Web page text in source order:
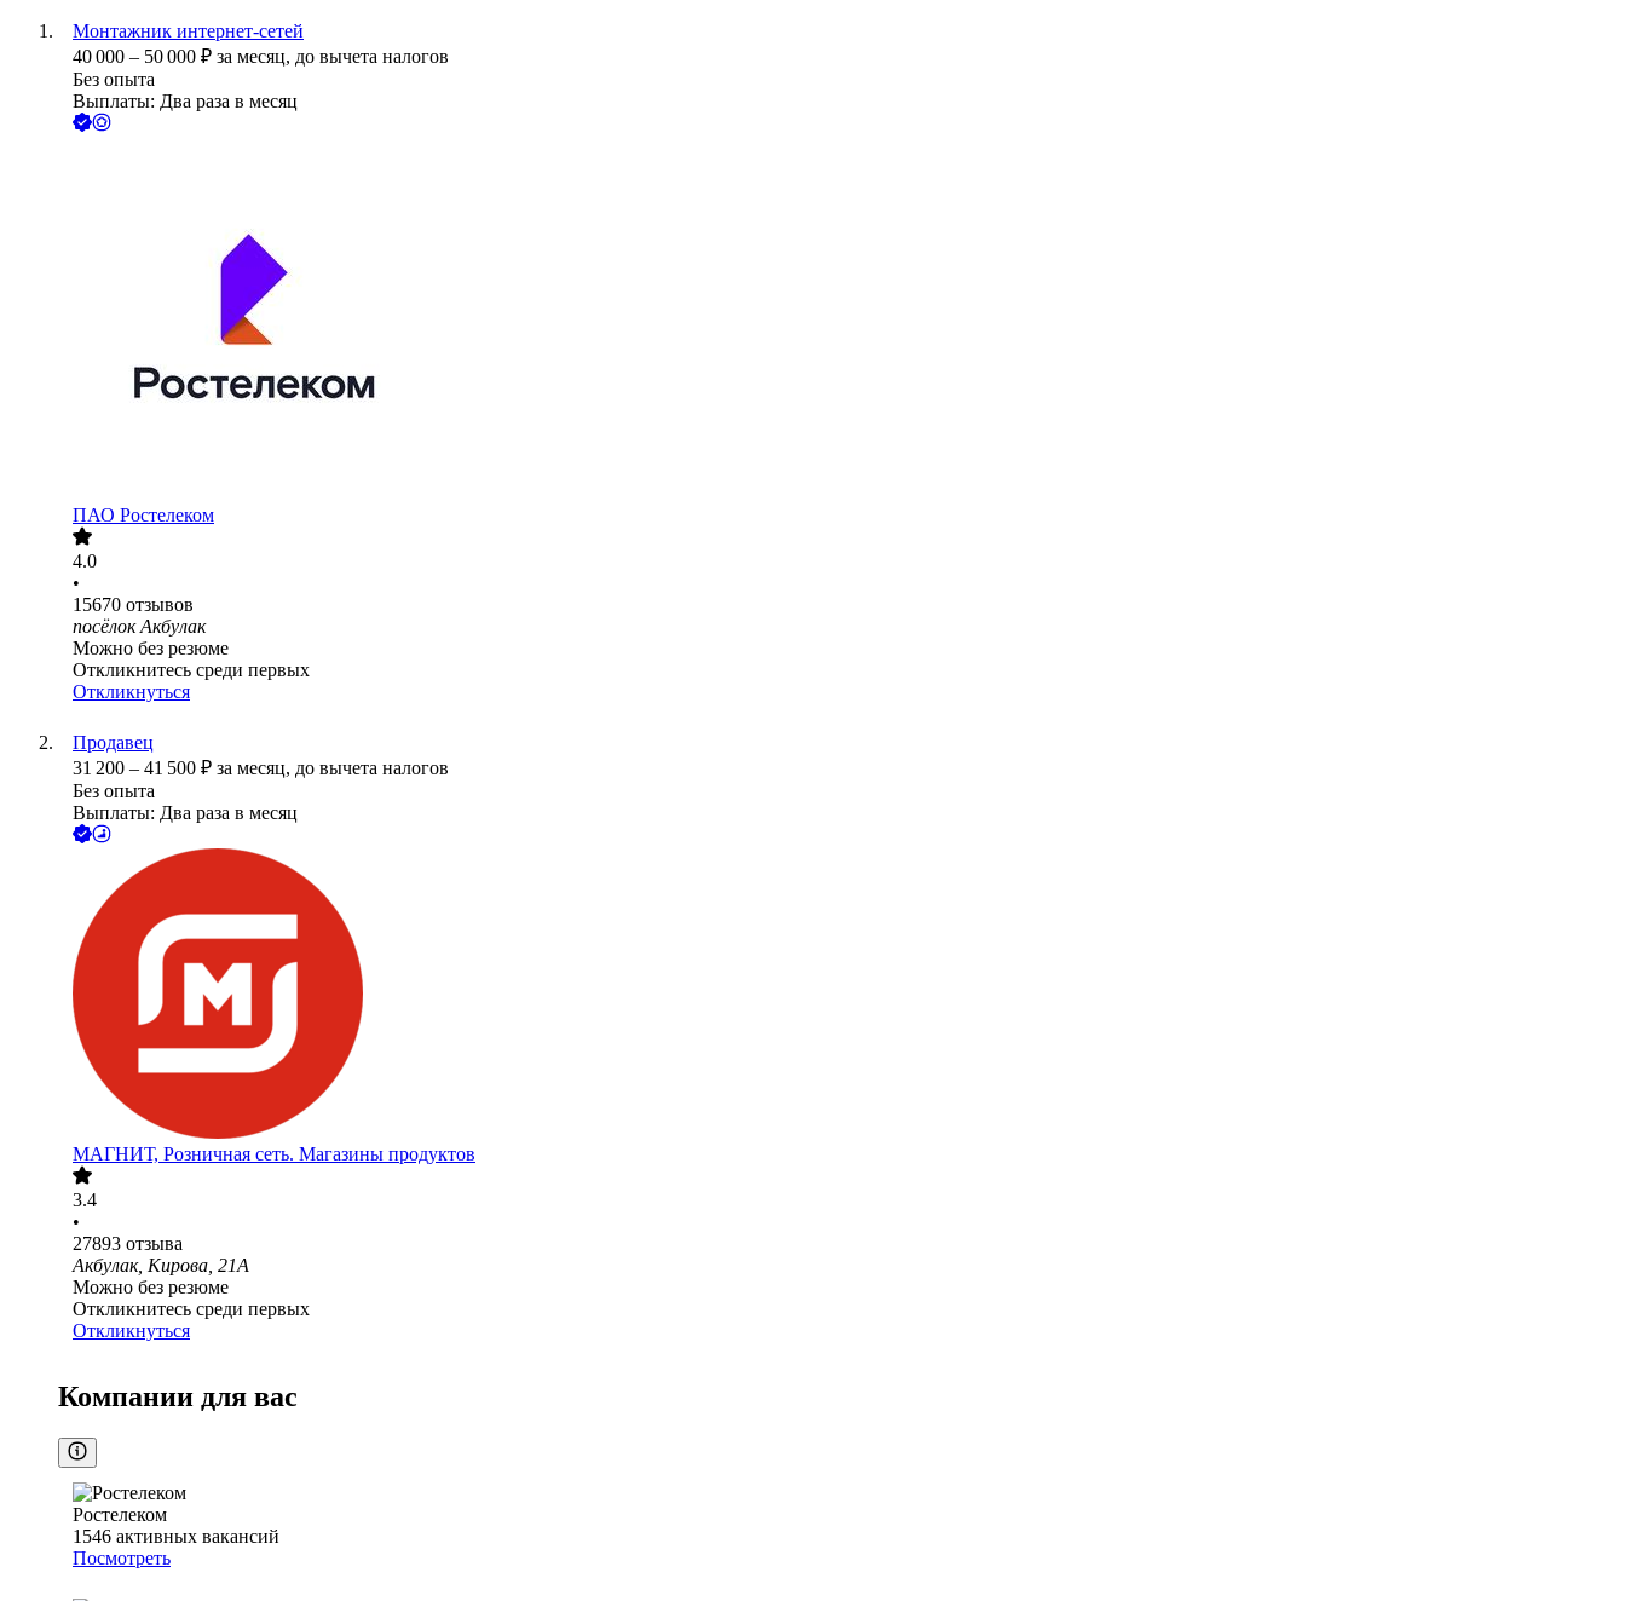
Монтажник интернет-сетей
40 000 – 50 000 ₽ за месяц, до вычета налогов
Без опыта
Выплаты: Два раза в месяц
ПАО Ростелеком
4.0
•
15670 отзывов
посёлок Акбулак
Можно без резюме
Откликнитесь среди первых
Откликнуться
Продавец
31 200 – 41 500 ₽ за месяц, до вычета налогов
Без опыта
Выплаты: Два раза в месяц
МАГНИТ, Розничная сеть. Магазины продуктов
3.4
•
27893 отзыва
Акбулак, Кирова, 21А
Можно без резюме
Откликнитесь среди первых
Откликнуться
Компании для вас
Ростелеком
1546 активных вакансий
Посмотреть